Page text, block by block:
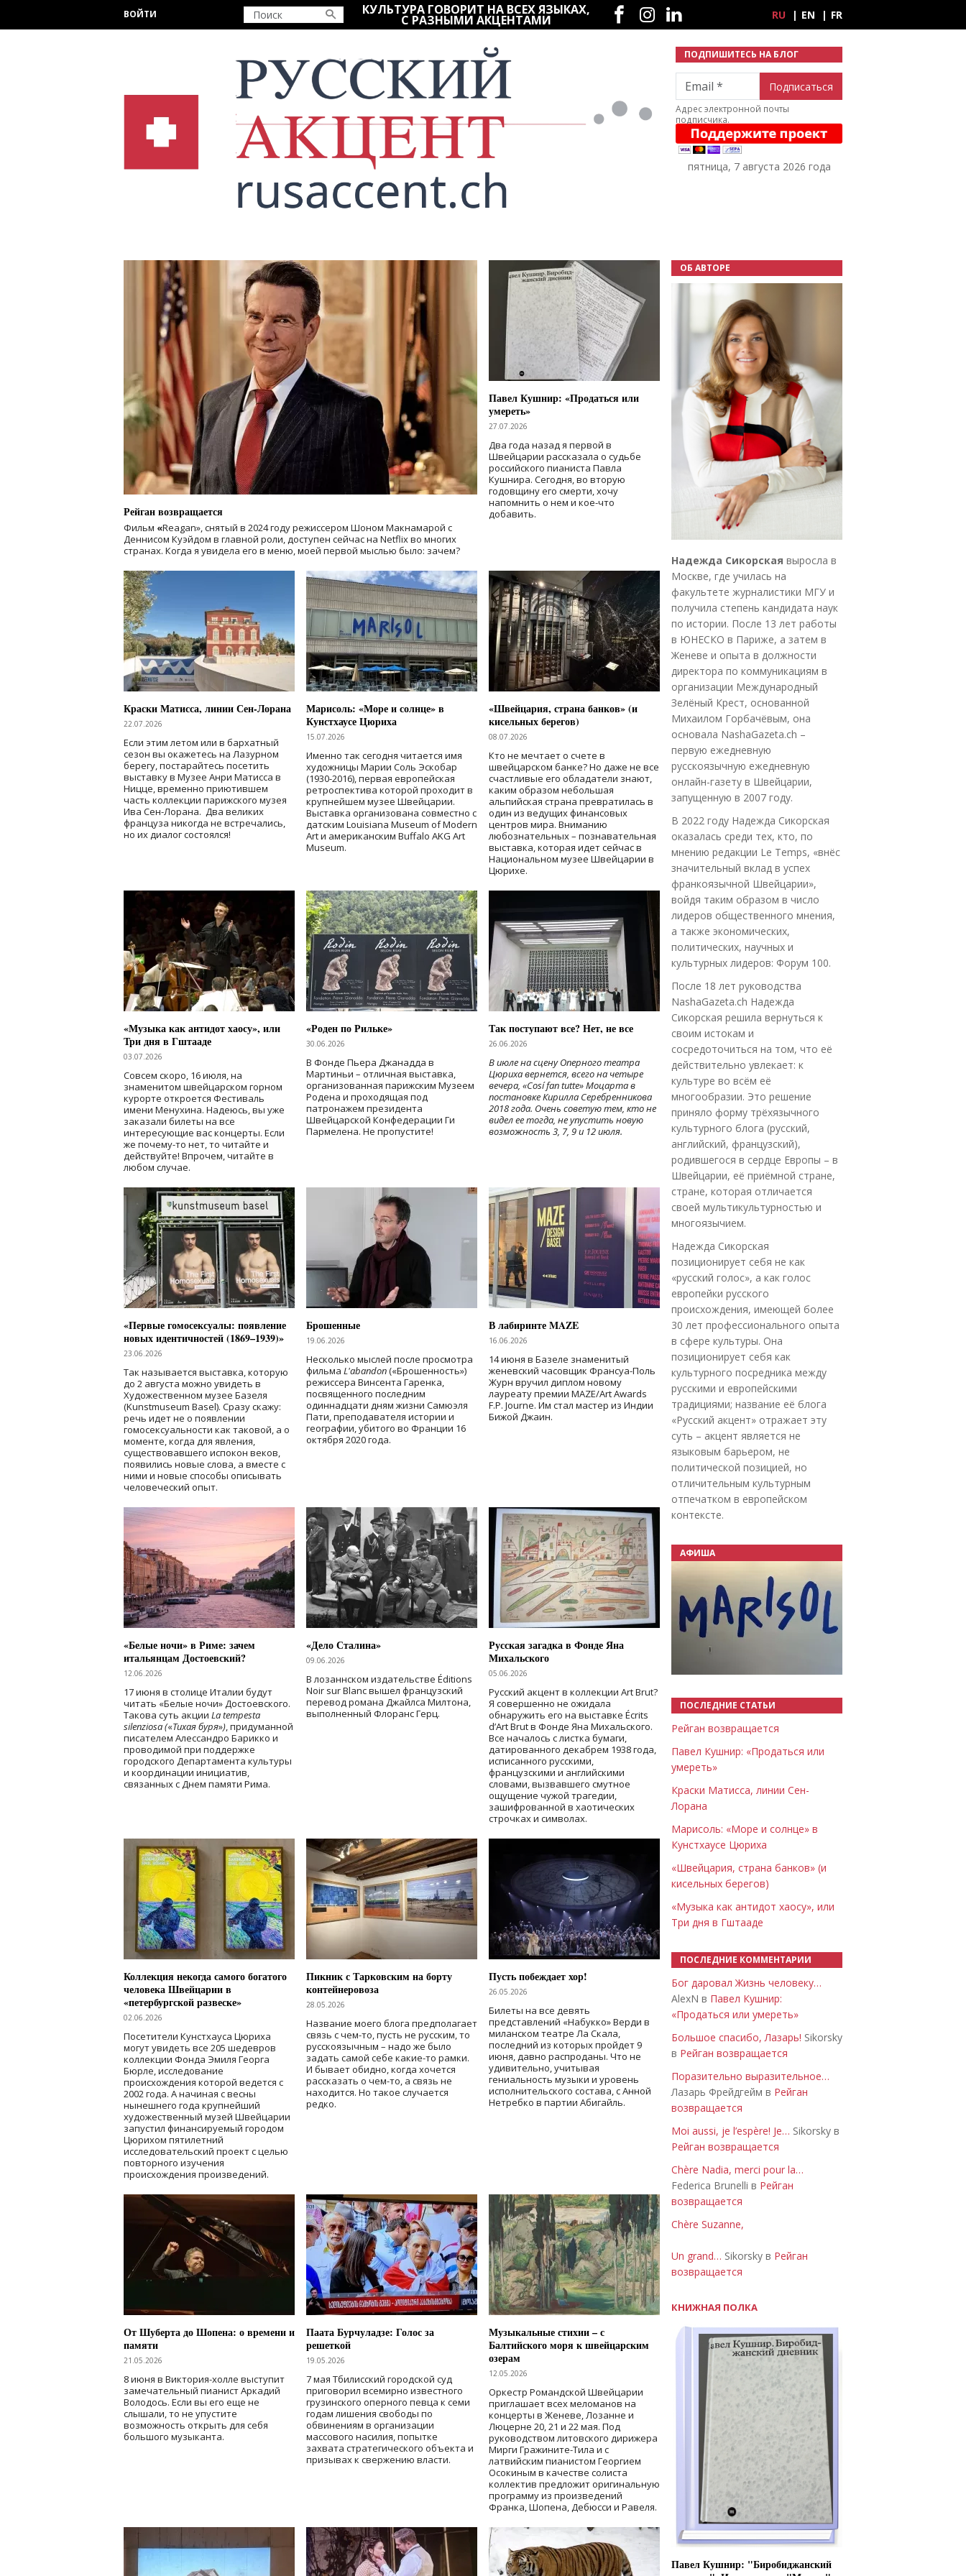
ВОЙТИ КУЛЬТУРА ГОВОРИТ НА ВСЕХ ЯЗЫКАХ,
С РАЗНЫМИ АКЦЕНТАМИ
Социальные сети
RU EN FR
ПОДПИШИТЕСЬ НА БЛОГ
Email
Адрес электронной почты
подписчика.
пятница, 7 августа 2026 года
Рейган возвращается
Фильм «Reagan», снятый в 2024 годурежиссером Шоном Макнамарой с
Деннисом Куэйдом в главной роли, доступен сейчас на Netflix во многих
странах. Когда я увидела его в меню, моей первой мыслью было: зачем?
Павел Кушнир: «Продаться или
умереть»
27.07.2026
Два года назад я первой в
Швейцарии рассказала о судьбе
российского пианиста Павла
Кушнира. Сегодня, во вторую
годовщину его смерти, хочу
напомнить о нем и кое-что
добавить.
Краски Матисса, линии Сен-Лорана
22.07.2026
Если этим летом или в бархатный
сезон вы окажетесь на Лазурном
берегу, постарайтесь посетить
выставку в Музее Анри Матисса в
Ницце, временно приютившем
часть коллекции парижского музея
Ива Сен-Лорана. Два великих
француза никогда не встречались,
но их диалог состоялся!
Марисоль: «Море и солнце» в
Кунстхаусе Цюриха
15.07.2026
Именно так сегодня читается имя
художницы Марии Соль Эскобар
(1930-2016), первая европейская
ретроспектива которой проходит в
крупнейшем музее Швейцарии.
Выставка организована совместно с
датским Louisiana Museum of Modern
Art и американским Buffalo AKG Art
Museum.
«Швейцария, страна банков» (и
кисельных берегов)
08.07.2026
Кто не мечтает о счете в
швейцарском банке? Но даже не все
счастливые его обладатели знают,
каким образом небольшая
альпийская страна превратилась в
один из ведущих финансовых
центров мира. Вниманию
любознательных – познавательная
выставка, которая идет сейчас в
Национальном музее Швейцарии в
Цюрихе.
«Музыка как антидот хаосу», или
Три дня в Гштааде
03.07.2026
Совсем скоро, 16 июля, на
знаменитом швейцарском горном
курорте откроется Фестиваль
имени Менухина. Надеюсь, вы уже
заказали билеты на все
интересующие вас концерты. Если
же почему-то нет, то читайте и
действуйте! Впрочем, читайте в
любом случае.
«Роден по Рильке»
30.06.2026
В Фонде Пьера Джанадда в
Мартиньи – отличная выставка,
организованная парижским Музеем
Родена и проходящая под
патронажем президента
Швейцарской Конфедерации Ги
Пармелена. Не пропустите!
Так поступают все? Нет, не все
26.06.2026
В июле на сцену Оперного театра
Цюриха вернется, всего на четыре
вечера, «Cosí fan tutte» Моцарта в
постановке Кирилла Серебренникова
2018 года. Очень советую тем, кто не
видел ее тогда, не упустить новую
возможность 3, 7, 9 и 12 июля.
«Первые гомосексуалы: появление
новых идентичностей (1869–1939)»
23.06.2026
Так называется выставка, которую
до 2 августа можно увидеть в
Художественном музее Базеля
(Kunstmuseum Basel). Сразу скажу:
речь идет не о появлении
гомосексуальности как таковой, а о
моменте, когда для явления,
существовавшего испокон веков,
появились новые слова, а вместе с
ними и новые способы описывать
человеческий опыт.
Брошенные
19.06.2026
Несколько мыслей после просмотра
фильма L'abandon(«Брошенность»)
режиссера Винсента Гаренка,
посвященного последним
одиннадцати дням жизни Самюэля
Пати, преподавателя истории и
географии, убитого во Франции 16
октября 2020 года.
В лабиринте MAZE
16.06.2026
14 июня в Базеле знаменитый
женевский часовщик Франсуа-Поль
Журн вручил диплом новому
лауреату премии MAZE/Art Awards
F.P. Journe. Им стал мастер из Индии
Бижой Джаин.
«Белые ночи» в Риме: зачем
итальянцам Достоевский?
12.06.2026
17 июня в столице Италии будут
читать «Белые ночи» Достоевского.
Такова суть акции La tempesta
silenziosa («Тихая буря»), придуманной
писателем Алессандро Барикко и
проводимой при поддержке
городского Департамента культуры
и координации инициатив,
связанных с Днем памяти Рима.
«Дело Сталина»
09.06.2026
В лозаннском издательстве Éditions
Noir sur Blanc вышел французский
перевод романа Джайлса Милтона,
выполненный Флоранс Герц.
Русская загадка в Фонде Яна
Михальского
05.06.2026
Русский акцент в коллекции Art Brut?
Я совершенно не ожидала
обнаружить его на выставке Écrits
d’Art Brut в Фонде Яна Михальского.
Все началось с листка бумаги,
датированного декабрем 1938 года,
исписанного русскими,
французскими и английскими
словами, вызвавшего смутное
ощущение чужой трагедии,
зашифрованной в хаотических
строчках и символах.
Коллекция некогда самого богатого
человека Швейцарии в
«петербургской развеске»
02.06.2026
Посетители Кунстхауса Цюриха
могут увидеть все 205 шедевров
коллекции Фонда Эмиля Георга
Бюрле, исследование
происхождения которой ведется с
2002 года. А начиная с весны
нынешнего года крупнейший
художественный музей Швейцарии
запустил финансируемый городом
Цюрихом пятилетний
исследовательский проект с целью
повторного изучения
происхождения произведений.
Пикник с Тарковским на борту
контейнеровоза
28.05.2026
Название моего блога предполагает
связь с чем-то, пусть не русским, то
русскоязычным – надо же было
задать самой себе какие-то рамки.
И бывает обидно, когда хочется
рассказать о чем-то, а связь не
находится. Но такое случается
редко.
Пусть побеждает хор!
26.05.2026
Билеты на все девять
представлений «Набукко» Верди в
миланском театре Ла Скала,
последний из которых пройдет 9
июня, давно распроданы. Что не
удивительно, учитывая
гениальность музыки и уровень
исполнительского состава, с Анной
Нетребко в партии Абигайль.
От Шуберта до Шопена: о времени и
памяти
21.05.2026
8 июня в Виктория-холле выступит
замечательный пианист Аркадий
Володось. Если вы его еще не
слышали, то не упустите
возможность открыть для себя
большого музыканта.
Паата Бурчуладзе: Голос за
решеткой
19.05.2026
7 мая Тбилисский городской суд
приговорил всемирно известного
грузинского оперного певца к семи
годам лишения свободы по
обвинениям в организации
массового насилия, попытке
захвата стратегического объекта и
призывах к свержению власти.
Музыкальные стихии – с
Балтийского моря к швейцарским
озерам
12.05.2026
Оркестр Романдской Швейцарии
приглашает всех меломанов на
концерты в Женеве, Лозанне и
Люцерне 20, 21 и 22 мая. Под
руководством литовского дирижера
Мирги Гражините-Тила и с
латвийским пианистом Георгием
Осокиным в качестве солиста
коллектив предложит оригинальную
программу из произведений
Франка, Шопена, Дебюсси и Равеля.
ОБ АВТОРЕ
Надежда Сикорская выросла в
Москве, где училась на
факультете журналистики МГУ и
получила степень кандидата наук
по истории. После 13 лет работы
в ЮНЕСКО в Париже, а затем в
Женеве и опыта в должности
директора по коммуникациям в
организации Международный
Зелёный Крест, основанной
Михаилом Горбачёвым, она
основала NashaGazeta.ch –
первую ежедневную
русскоязычную ежедневную
онлайн-газету в Швейцарии,
запущенную в 2007 году.
В 2022 году Надежда Сикорская
оказалась среди тех, кто, по
мнению редакции Le Temps, «внёс
значительный вклад в успех
франкоязычной Швейцарии»,
войдя таким образом в число
лидеров общественного мнения,
а также экономических,
политических, научных и
культурных лидеров: Форум 100.
После 18 лет руководства
NashaGazeta.ch Надежда
Сикорская решила вернуться к
своим истокам и
сосредоточиться на том, что её
действительно увлекает: к
культуре во всём её
многообразии. Это решение
приняло форму трёхязычного
культурного блога (русский,
английский, французский),
родившегося в сердце Европы – в
Швейцарии, её приёмной стране,
стране, которая отличается
своей мультикультурностью и
многоязычием.
Надежда Сикорская
позиционирует себя не как
«русский голос», а как голос
европейки русского
происхождения, имеющей более
30 лет профессионального опыта
в сфере культуры. Она
позиционирует себя как
культурного посредника между
русскими и европейскими
традициями; название её блога
«Русский акцент» отражает эту
суть – акцент является не
языковым барьером, не
политической позицией, но
отличительным культурным
отпечатком в европейском
контексте.
АФИША
ПОСЛЕДНИЕ СТАТЬИ
Рейган возвращается
Павел Кушнир: «Продаться или
умереть»
Краски Матисса, линии Сен-
Лорана
Марисоль: «Море и солнце» в
Кунстхаусе Цюриха
«Швейцария, страна банков» (и
кисельных берегов)
«Музыка как антидот хаосу», или
Три дня в Гштааде
ПОСЛЕДНИЕ КОММЕНТАРИИ
Бог даровал Жизнь человеку…
AlexN в Павел Кушнир:
«Продаться или умереть»
Большое спасибо, Лазарь! Sikorsky
в Рейган возвращается
Поразительно выразительное…
Лазарь Фрейдгейм в Рейган
возвращается
Moi aussi, je l’espère! Je… Sikorsky в
Рейган возвращается
Chère Nadia, merci pour la…
Federica Brunelli в Рейган
возвращается
Chère Suzanne,
Un grand… Sikorsky в Рейган
возвращается
КНИЖНАЯ ПОЛКА
Павел Кушнир: "Биробиджанский